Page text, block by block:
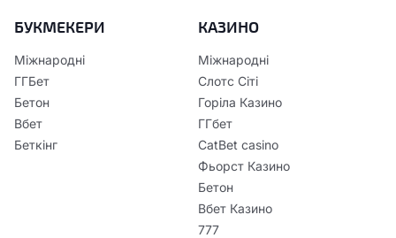
БУКМЕКЕРИ
Міжнародні
ГГБет
Бетон
Вбет
Беткінг
КАЗИНО
Міжнародні
Слотс Сіті
Горіла Казино
ГГбет
CatBet casino
Фьорст Казино
Бетон
Вбет Казино
777